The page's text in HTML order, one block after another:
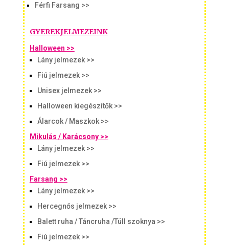
Férfi Farsang >>
GYEREKJELMEZEINK
Halloween >>
Lány jelmezek >>
Fiú jelmezek >>
Unisex jelmezek >>
Halloween kiegészítők >>
Álarcok / Maszkok >>
Mikulás / Karácsony >>
Lány jelmezek >>
Fiú jelmezek >>
Farsang >>
Lány jelmezek >>
Hercegnős jelmezek >>
Balett ruha / Táncruha /Tüll szoknya >>
Fiú jelmezek >>